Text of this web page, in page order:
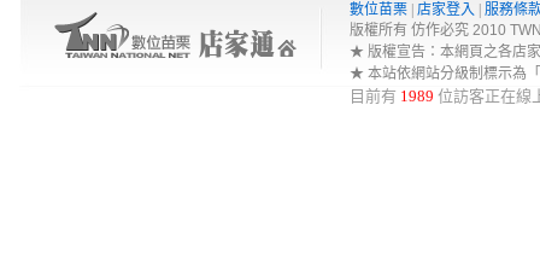
數位苗栗 店家登入
服務條
版權所有 仿作必究 2010
★ 版權宣告：本網頁之各店
★ 本站依網站分級制標示為
目前有 1989 位訪客正在線